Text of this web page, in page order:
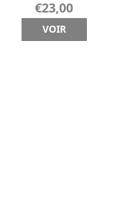
€23,00
VOIR